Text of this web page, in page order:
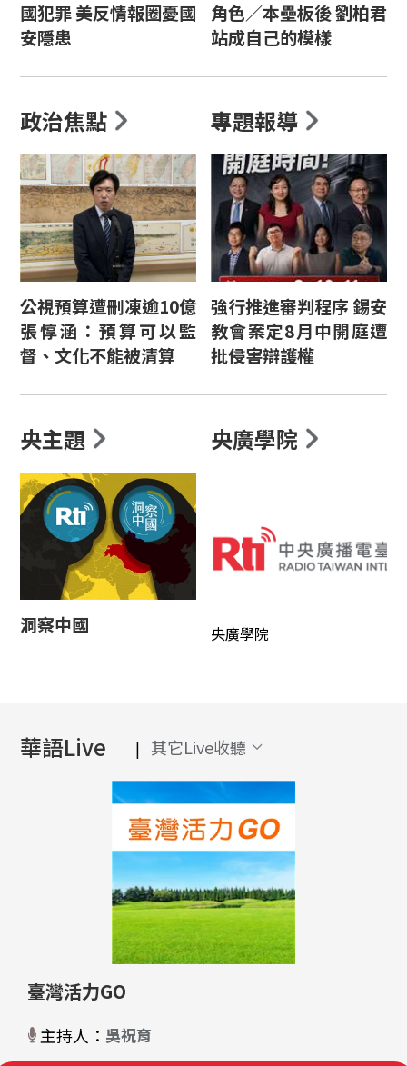
國犯罪 美反情報圈憂國
安隱患
角色／本壘板後 劉柏君
站成自己的模樣
政治焦點
公視預算遭刪凍逾10億
張惇涵：預算可以監
督、文化不能被清算
專題報導
強行推進審判程序 錫安
教會案定8月中開庭遭
批侵害辯護權
央主題
洞察中國
央廣學院
央廣學院
華語Live | 其它Live收聽
臺灣活力GO
主持人： 吳祝育